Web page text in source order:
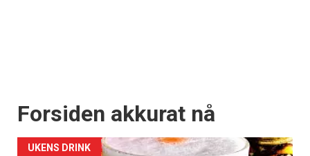
Forsiden akkurat nå
UKENS DRINK